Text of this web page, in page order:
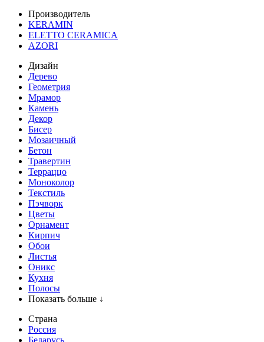
Производитель
KERAMIN
ELETTO CERAMICA
AZORI
Дизайн
Дерево
Геометрия
Мрамор
Камень
Декор
Бисер
Мозаичный
Бетон
Травертин
Терраццо
Моноколор
Текстиль
Пэчворк
Цветы
Орнамент
Кирпич
Обои
Листья
Оникс
Кухня
Полосы
Показать больше ↓
Страна
Россия
Беларусь